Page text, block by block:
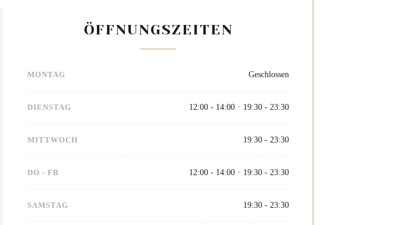
ÖFFNUNGSZEITEN
MONTAG Geschlossen
DIENSTAG 12:00 - 14:00 • 19:30 - 23:30
MITTWOCH 19:30 - 23:30
DO -FR 12:00 - 14:00 • 19:30 - 23:30
SAMSTAG 19:30 - 23:30